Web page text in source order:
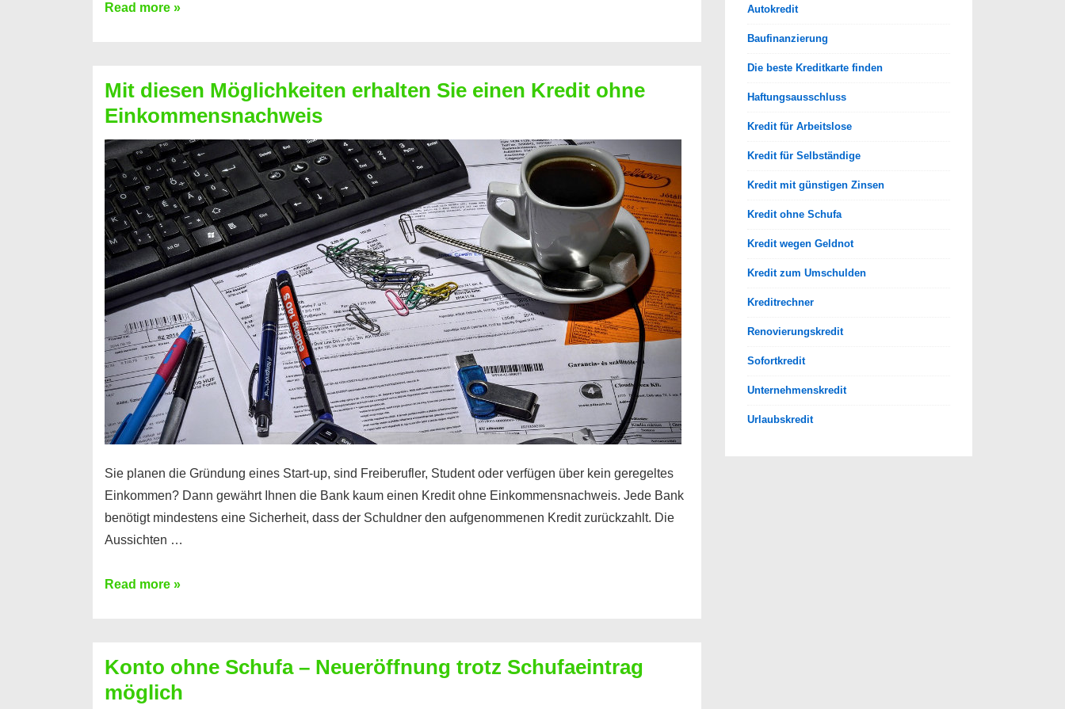
Ferratum
für
schnelle
Durchstarter
Read more »
Mit diesen Möglichkeiten erhalten Sie einen Kredit ohne
Einkommensnachweis
Sie planen die Gründung eines Start-up, sind Freiberufler, Student oder verfügen über kein geregeltes
Einkommen? Dann gewährt Ihnen die Bank kaum einen Kredit ohne Einkommensnachweis. Jede Bank
benötigt mindestens eine Sicherheit, dass der Schuldner den aufgenommenen Kredit zurückzahlt. Die
Aussichten …
Mit
Sie
einen
Read more »
Konto ohne Schufa – Neueröffnung trotz Schufaeintrag
möglich
Autokredit
Baufinanzierung
Die beste Kreditkarte finden
Haftungsausschluss
Kredit für Arbeitslose
Kredit für Selbständige
Kredit mit günstigen Zinsen
Kredit ohne Schufa
Kredit wegen Geldnot
Kredit zum Umschulden
Kreditrechner
Renovierungskredit
Sofortkredit
Unternehmenskredit
Urlaubskredit